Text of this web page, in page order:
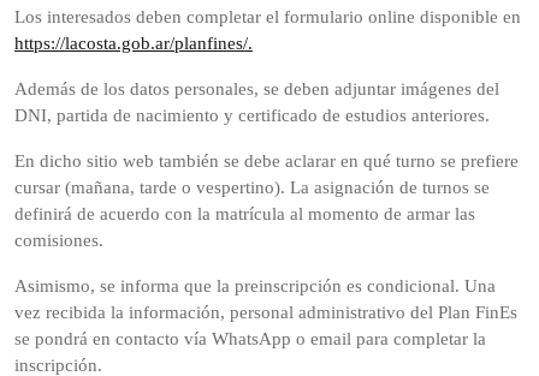
Los interesados deben completar el formulario online disponible en
https://lacosta.gob.ar/planfines/.
Además de los datos personales, se deben adjuntar imágenes del
DNI, partida de nacimiento y certificado de estudios anteriores.
En dicho sitio web también se debe aclarar en qué turno se prefiere
cursar (mañana, tarde o vespertino). La asignación de turnos se
definirá de acuerdo con la matrícula al momento de armar las
comisiones.
Asimismo, se informa que la preinscripción es condicional. Una
vez recibida la información, personal administrativo del Plan FinEs
se pondrá en contacto vía WhatsApp o email para completar la
inscripción.